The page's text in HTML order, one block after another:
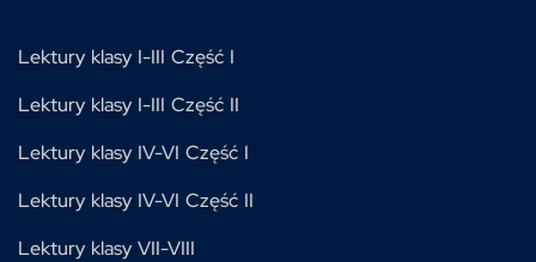
Lektury klasy I-III Część I
Lektury klasy I-III Część II
Lektury klasy IV-VI Część I
Lektury klasy IV-VI Część II
Lektury klasy VII-VIII